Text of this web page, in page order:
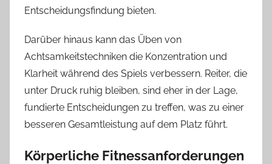
Entscheidungsfindung bieten.
Darüber hinaus kann das Üben von
Achtsamkeitstechniken die Konzentration und
Klarheit während des Spiels verbessern. Reiter, die
unter Druck ruhig bleiben, sind eher in der Lage,
fundierte Entscheidungen zu treffen, was zu einer
besseren Gesamtleistung auf dem Platz führt.
Körperliche Fitnessanforderungen